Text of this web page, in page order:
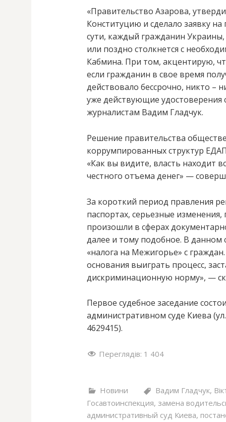
«Правительство Азарова,
Конституцию и сделало заявку
сути, каждый гражданин
или поздно столкнется с
Кабмина. При том, акцентирую,
если гражданин в свое время
действовало бессрочно, никто –
уже действующие
журналистам Вадим Гладчук.
Решение правительства
коррумпированных структур
«Как вы видите, власть находит
честного отъема денег» —
За короткий период правления
паспортах, серьезные
произошли в сферах
далее и тому подобное. В данном
«налога на Межигорье» с
основания выиграть процесс,
дискриминационную норму», —
Первое судебное заседание
административном суде Киева
4629415).
Переглядів: 1 404
Новини Вадим Гладчук,
Госавтоинспекция, замена
административный суд Киева,